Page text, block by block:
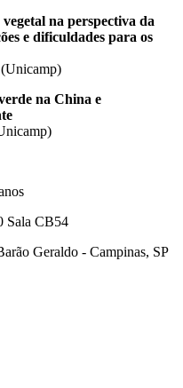
na perspectiva da
e dificuldades para os
na China e
Sala CB54
Geraldo - Campinas, SP